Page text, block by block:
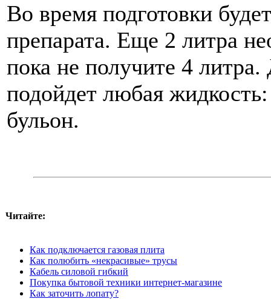
Во время подготовки
препарата. Еще 2 литра
пока не получите 4 литра.
подойдет любая
бульон.
Читайте:
Как подключается газовая плита
Как полюбить «некрасивые» трусы
Кабель силовой гибкий
Покупка бытовой техники интернет-магазине
Как заточить лопату?